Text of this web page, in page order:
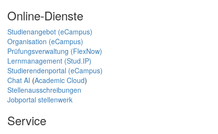
Online-Dienste
Studienangebot (eCampus)
Organisation (eCampus)
Prüfungsverwaltung (FlexNow)
Lernmanagement (Stud.IP)
Studierendenportal (eCampus)
Chat AI (Academic Cloud)
Stellenausschreibungen
Jobportal stellenwerk
Service